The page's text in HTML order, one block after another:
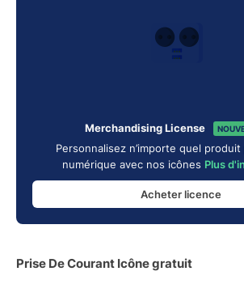
Merchandising License
Personnalisez n’importe quel
numérique avec nos icônes Plus
Acheter licence
Prise De Courant Icône gratuit